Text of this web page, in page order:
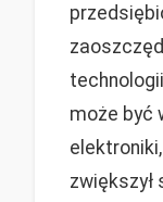
może być